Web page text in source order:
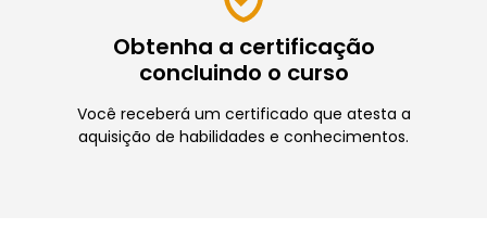
Obtenha a certificação
concluindo o curso
Você receberá um certificado que atesta a
aquisição de habilidades e conhecimentos.